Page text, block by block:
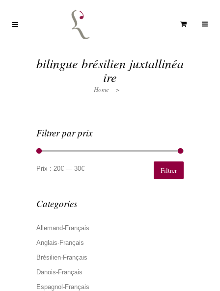
bilingue brésilien juxtallinéa
ire
Home >
Filtrer par prix
min
max
Filtrer
Prix : 20€ — 30€
Categories
Allemand-Français
Anglais-Français
Brésilien-Français
Danois-Français
Espagnol-Français